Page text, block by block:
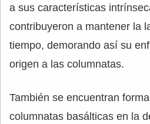
a sus características
contribuyeron a mantener la
tiempo, demorando así su
origen a las columnatas.
También se encuentran
columnatas basálticas en la